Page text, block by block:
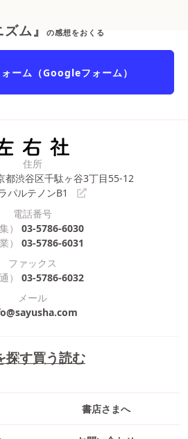
ム』 の感想をおくる
ーム（Googleフォーム）
探す買う読む
書店さまへ
住所
都渋谷区千駄ヶ谷3丁目55-12
パルテノンB1
電話番号
）
03-5786-6030
）
03-5786-6031
ファックス
）
03-5786-6032
メール